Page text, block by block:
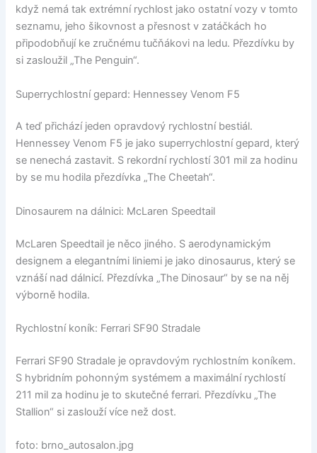
když nemá tak extrémní rychlost jako ostatní vozy v tomto
seznamu, jeho šikovnost a přesnost v zatáčkách ho
připodobňují ke zručnému tučňákovi na ledu. Přezdívku by
si zasloužil „The Penguin“.
Superrychlostní gepard: Hennessey Venom F5
A teď přichází jeden opravdový rychlostní bestiál.
Hennessey Venom F5 je jako superrychlostní gepard, který
se nenechá zastavit. S rekordní rychlostí 301 mil za hodinu
by se mu hodila přezdívka „The Cheetah“.
Dinosaurem na dálnici: McLaren Speedtail
McLaren Speedtail je něco jiného. S aerodynamickým
designem a elegantními liniemi je jako dinosaurus, který se
vznáší nad dálnicí. Přezdívka „The Dinosaur“ by se na něj
výborně hodila.
Rychlostní koník: Ferrari SF90 Stradale
Ferrari SF90 Stradale je opravdovým rychlostním koníkem.
S hybridním pohonným systémem a maximální rychlostí
211 mil za hodinu je to skutečné ferrari. Přezdívku „The
Stallion“ si zaslouží více než dost.
foto: brno_autosalon.jpg